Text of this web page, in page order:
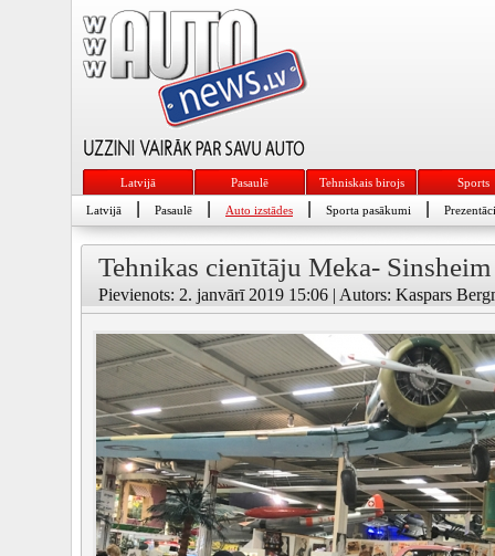
Latvijā Pasaulē Tehniskais birojs Sports
Latvijā Pasaulē Auto izstādes Sporta pasākumi
Tehnikas cienītāju Meka-
Pievienots: 2. janvārī 2019 15:06 | Autors: Kaspars